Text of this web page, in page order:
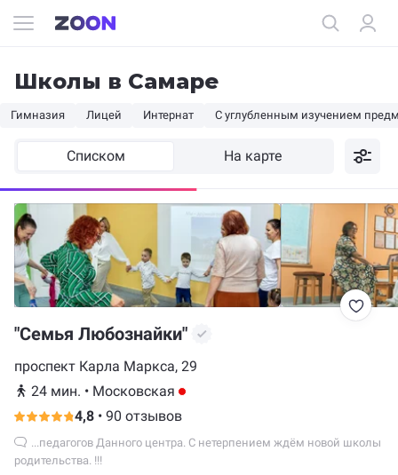
Школы в Самаре
Гимназия Лицей Интернат С углубленным изучением
Списком На карте
"Семья Любознайки"
проспект Карла Маркса, 29
24 мин. • Московская
4,8 • 90 отзывов
родительства. !!!